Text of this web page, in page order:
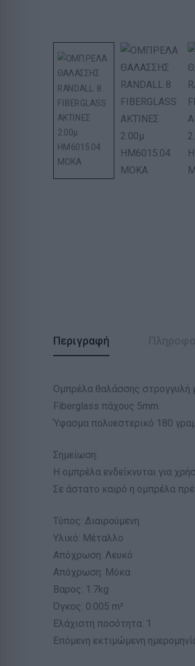
Περιγραφή
Ομπρέλα θαλάσσης στρογγυλή
Fiberglass πάχους 5mm.
Ύφασμα πολυεστερικό 180
Σημείωση:
Η ομπρέλα ενδείκνυται για
Σε άστατο καιρό η ομπρέλα
Τύπος: Διαιρούμενη
Υλικό: Μέταλλο
Απόχρωση: Λευκό
Απόχρωση: Μόκα
Βαρος: 1.7kg
Όγκος: 0.005 m³
Ελάχιστη ποσότητα: 1
Επόμενη εκτιμώμενη